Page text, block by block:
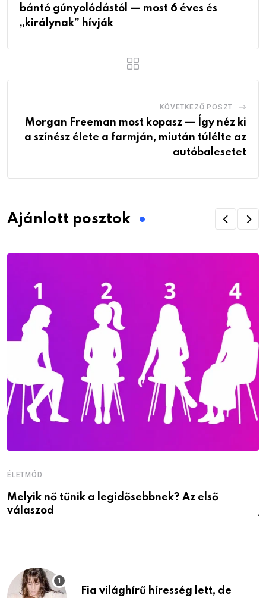
bántó gúnyolódástól — most 6 éves és
„királynak” hívják
KÖVETKEZŐ POSZT
Morgan Freeman most kopasz — Így néz ki
a színész élete a farmján, miután túlélte az
autóbalesetet
Ajánlott posztok
ÉLETMÓD
Melyik nő tűnik a legidősebbnek? Az első
válaszod
Fia világhírű híresség lett, de